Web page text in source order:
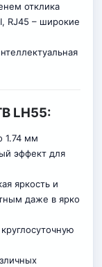
отклика
RJ45 – широкие
LH55:
1.74 мм
эффект для
яркость и
даже в ярко